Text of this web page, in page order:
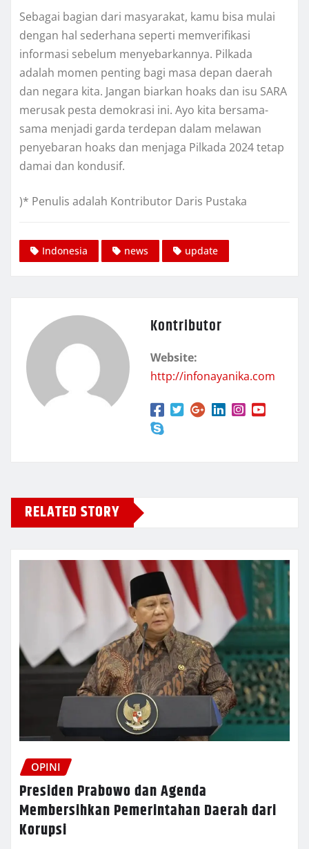
Sebagai bagian dari masyarakat, kamu bisa mulai
dengan hal sederhana seperti memverifikasi
informasi sebelum menyebarkannya. Pilkada
adalah momen penting bagi masa depan daerah
dan negara kita. Jangan biarkan hoaks dan isu SARA
merusak pesta demokrasi ini. Ayo kita bersama-
sama menjadi garda terdepan dalam melawan
penyebaran hoaks dan menjaga Pilkada 2024 tetap
damai dan kondusif.
)* Penulis adalah Kontributor Daris Pustaka
Indonesia news update
Kontributor
Website:
http://infonayanika.com
RELATED STORY
OPINI
Presiden Prabowo dan Agenda
Membersihkan Pemerintahan Daerah dari
Korupsi